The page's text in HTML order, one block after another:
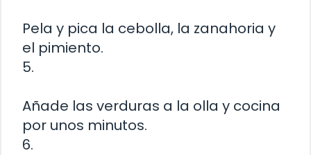
Pela y pica la cebolla, la zanahoria y
el pimiento.
5.
Añade las verduras a la olla y cocina
por unos minutos.
6.